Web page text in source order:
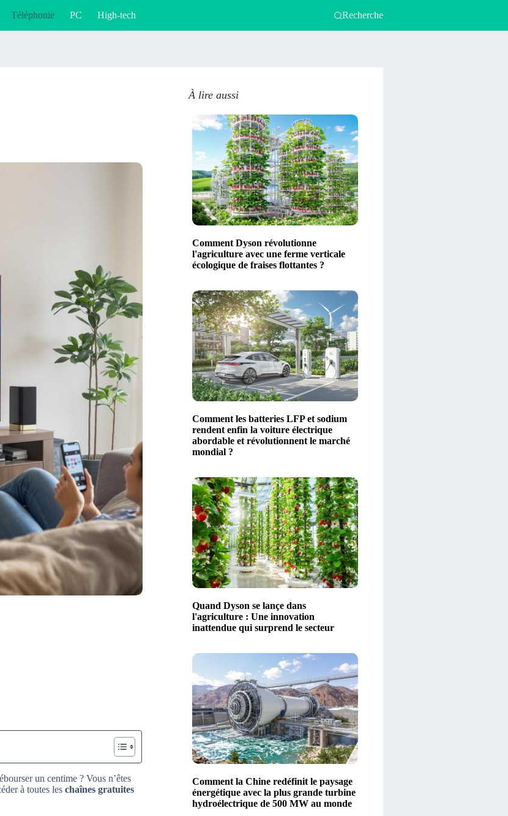
Téléphonie PC High-tech Recherche
un centime ? Vous n’êtes
à toutes les chaînes gratuites
À lire aussi
Comment Dyson révolutionne
l'agriculture avec une ferme verticale
écologique de fraises flottantes ?
Comment les batteries LFP et sodium
rendent enfin la voiture électrique
abordable et révolutionnent le marché
mondial ?
Quand Dyson se lançe dans
l'agriculture : Une innovation
inattendue qui surprend le secteur
Comment la Chine redéfinit le paysage
énergétique avec la plus grande turbine
hydroélectrique de 500 MW au monde